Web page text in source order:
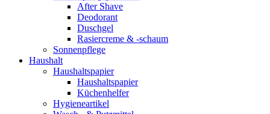
After Shave
Deodorant
Duschgel
Rasiercreme & -schaum
Sonnenpflege
Haushalt
Haushaltspapier
Haushaltspapier
Küchenhelfer
Hygieneartikel